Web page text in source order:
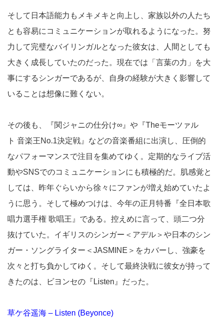
そして日本語能力もメキメキと向上し、家族以外の人たち
とも容易にコミュニケーションが取れるようになった。努
力して完璧なバイリンガルとなった彼女は、人間としても
大きく成長していたのだった。現在では「言葉の力」を大
事にするシンガーであるが、自身の経験が大きく影響して
いることは想像に難くない。
その後も、『関ジャニの仕分け∞』や『Theモーツァル
ト 音楽王No.1決定戦』などの音楽番組に出演し、圧倒的
なパフォーマンスで注目を集めてゆく。定期的なライブ活
動やSNSでのコミュニケーションにも積極的だ。肌感覚と
しては、昨年ぐらいから徐々にファンが増え始めていたよ
うに思う。そして極めつけは、今年の正月特番『全日本歌
唱力選手権 歌唱王』である。控えめに言って、頭二つ分
抜けていた。イギリスのシンガー＜アデル＞や日本のシン
ガー・ソングライター＜JASMINE＞をカバーし、強豪を
次々と打ち負かしてゆく。そして最終決戦に彼女が持って
きたのは、ビヨンセの『Listen』だった。
草ケ谷遥海 – Listen (Beyonce)